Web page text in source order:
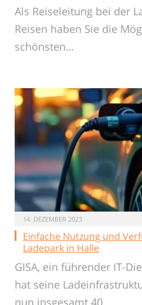
Als Reiseleitung bei der
Reisen haben Sie die
schönsten…
14. DEZEMBER 2023
Einfache Nutzung und
Ladepark in Halle
GISA, ein führender IT-
hat seine
nun insgesamt 40…